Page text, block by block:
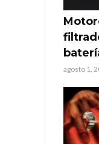
agosto 1,